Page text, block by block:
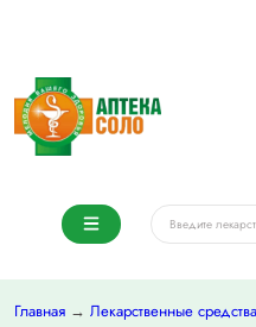
Главная → Лекарственные средства